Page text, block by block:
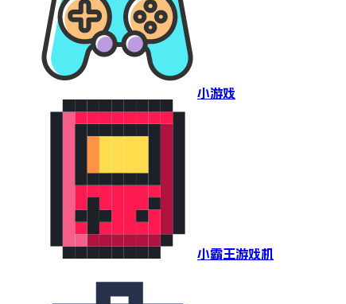
小游戏
小霸王游戏机